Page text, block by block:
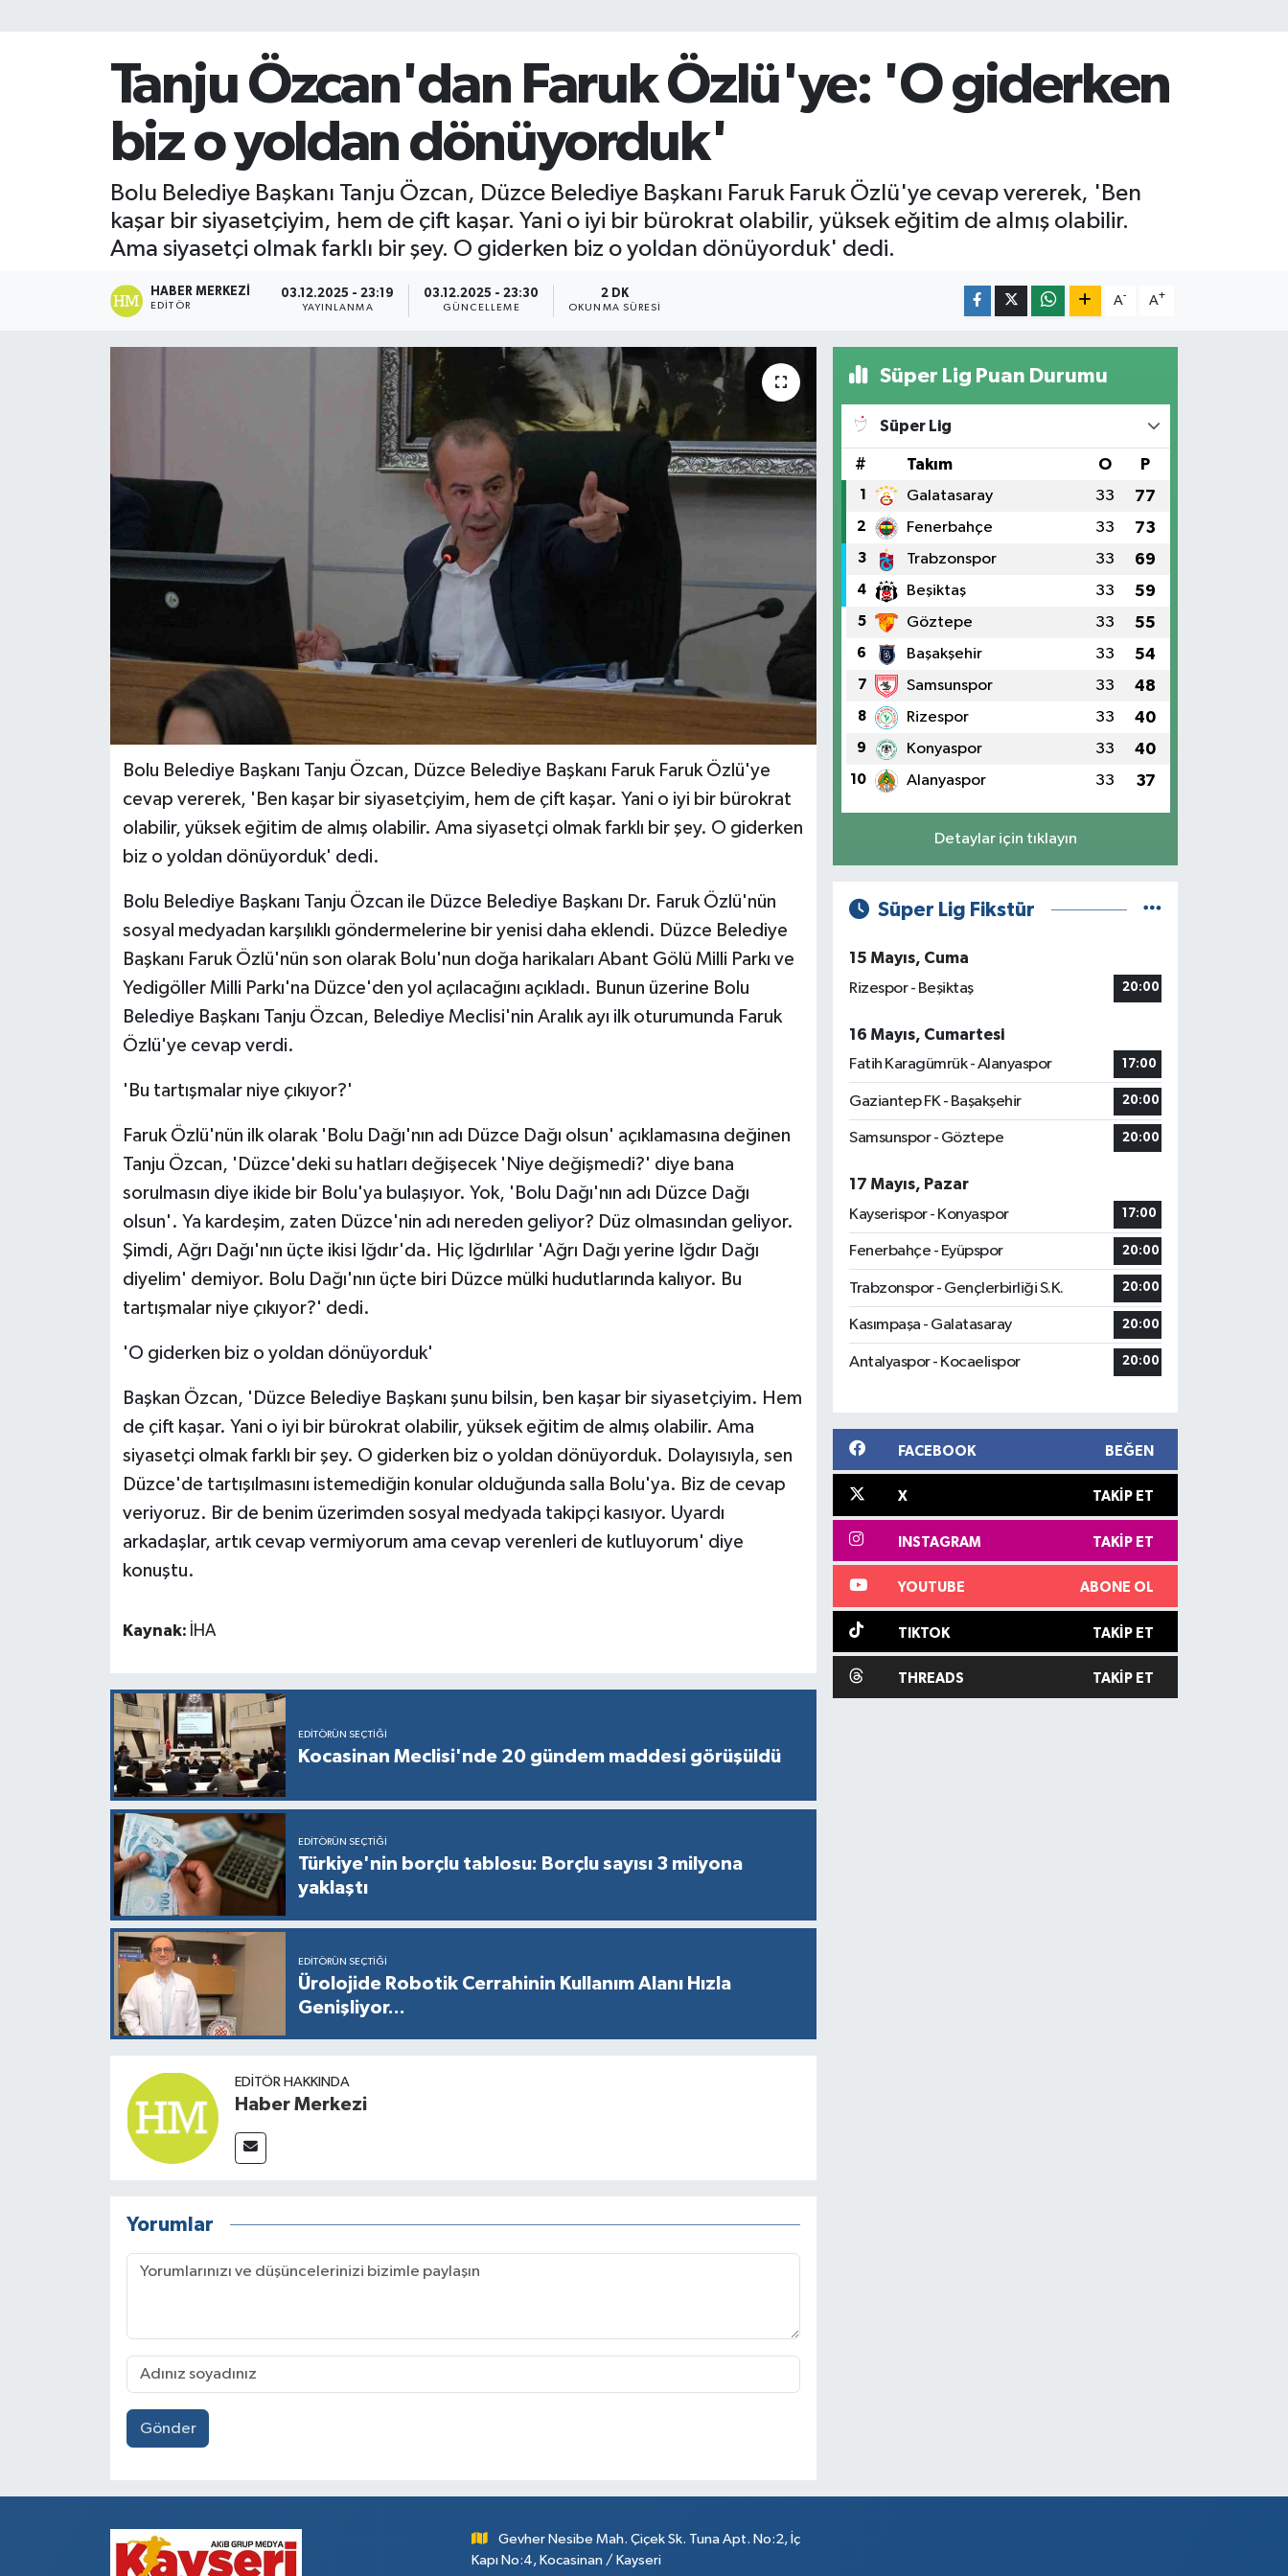
Tanju Özcan'dan Faruk Özlü'ye: 'O giderken
biz o yoldan dönüyorduk'
Bolu Belediye Başkanı Tanju Özcan, Düzce Belediye Başkanı Faruk Faruk Özlü'ye cevap vererek, 'Ben
kaşar bir siyasetçiyim, hem de çift kaşar. Yani o iyi bir bürokrat olabilir, yüksek eğitim de almış olabilir.
Ama siyasetçi olmak farklı bir şey. O giderken biz o yoldan dönüyorduk' dedi.
HABER MERKEZI
EDITÖR
03.12.2025 - 23:19
YAYINLANMA
03.12.2025 - 23:30
GÜNCELLEME
2 DK
OKUNMA SÜRESI
A- A+
Bolu Belediye Başkanı Tanju Özcan, Düzce Belediye Başkanı Faruk Faruk Özlü'ye
cevap vererek, 'Ben kaşar bir siyasetçiyim, hem de çift kaşar. Yani o iyi bir bürokrat
olabilir, yüksek eğitim de almış olabilir. Ama siyasetçi olmak farklı bir şey. O giderken
biz o yoldan dönüyorduk' dedi.
Bolu Belediye Başkanı Tanju Özcan ile Düzce Belediye Başkanı Dr. Faruk Özlü'nün
sosyal medyadan karşılıklı göndermelerine bir yenisi daha eklendi. Düzce Belediye
Başkanı Faruk Özlü'nün son olarak Bolu'nun doğa harikaları Abant Gölü Milli Parkı ve
Yedigöller Milli Parkı'na Düzce'den yol açılacağını açıkladı. Bunun üzerine Bolu
Belediye Başkanı Tanju Özcan, Belediye Meclisi'nin Aralık ayı ilk oturumunda Faruk
Özlü'ye cevap verdi.
'Bu tartışmalar niye çıkıyor?'
Faruk Özlü'nün ilk olarak 'Bolu Dağı'nın adı Düzce Dağı olsun' açıklamasına değinen
Tanju Özcan, 'Düzce'deki su hatları değişecek 'Niye değişmedi?' diye bana
sorulmasın diye ikide bir Bolu'ya bulaşıyor. Yok, 'Bolu Dağı'nın adı Düzce Dağı
olsun'. Ya kardeşim, zaten Düzce'nin adı nereden geliyor? Düz olmasından geliyor.
Şimdi, Ağrı Dağı'nın üçte ikisi Iğdır'da. Hiç Iğdırlılar 'Ağrı Dağı yerine Iğdır Dağı
diyelim' demiyor. Bolu Dağı'nın üçte biri Düzce mülki hudutlarında kalıyor. Bu
tartışmalar niye çıkıyor?' dedi.
'O giderken biz o yoldan dönüyorduk'
Başkan Özcan, 'Düzce Belediye Başkanı şunu bilsin, ben kaşar bir siyasetçiyim. Hem
de çift kaşar. Yani o iyi bir bürokrat olabilir, yüksek eğitim de almış olabilir. Ama
siyasetçi olmak farklı bir şey. O giderken biz o yoldan dönüyorduk. Dolayısıyla, sen
Düzce'de tartışılmasını istemediğin konular olduğunda salla Bolu'ya. Biz de cevap
veriyoruz. Bir de benim üzerimden sosyal medyada takipçi kasıyor. Uyardı
arkadaşlar, artık cevap vermiyorum ama cevap verenleri de kutluyorum' diye
konuştu.
Kaynak: İHA
EDITÖRÜN SEÇTIĞI
Kocasinan Meclisi'nde 20 gündem maddesi görüşüldü
EDITÖRÜN SEÇTIĞI
Türkiye'nin borçlu tablosu: Borçlu sayısı 3 milyona
yaklaştı
EDITÖRÜN SEÇTIĞI
Ürolojide Robotik Cerrahinin Kullanım Alanı Hızla
Genişliyor...
EDITÖR HAKKINDA
Haber Merkezi
Yorumlar
Gönder
Süper Lig Puan Durumu
Süper Lig
# Takım O P
1 Galatasaray 33 77
2 Fenerbahçe 33 73
3 Trabzonspor 33 69
4 Beşiktaş 33 59
5 Göztepe 33 55
6 Başakşehir 33 54
7 Samsunspor 33 48
8 Rizespor 33 40
9 Konyaspor 33 40
10 Alanyaspor 33 37
Detaylar için tıklayın
Süper Lig Fikstür
15 Mayıs, Cuma
Rizespor - Beşiktaş
20:00
16 Mayıs, Cumartesi
Fatih Karagümrük - Alanyaspor
17:00
Gaziantep FK - Başakşehir 20:00
Samsunspor - Göztepe 20:00
17 Mayıs, Pazar
Kayserispor - Konyaspor
17:00
Fenerbahçe - Eyüpspor 20:00
Trabzonspor - Gençlerbirliği S.K. 20:00
Kasımpaşa - Galatasaray 20:00
Antalyaspor - Kocaelispor 20:00
FACEBOOK BEĞEN
X TAKIP ET
INSTAGRAM TAKIP ET
YOUTUBE ABONE OL
TIKTOK TAKIP ET
THREADS TAKIP ET
Gevher Nesibe Mah. Çiçek Sk. Tuna Apt. No:2, İç
Kapı No:4, Kocasinan / Kayseri